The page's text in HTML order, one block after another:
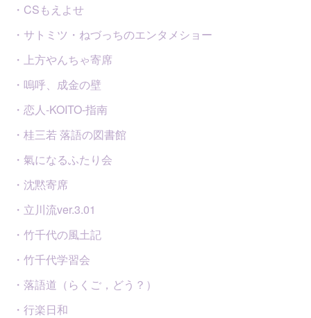
・CSもえよせ
・サトミツ・ねづっちのエンタメショー
・上方やんちゃ寄席
・嗚呼、成金の壁
・恋人-KOITO-指南
・桂三若 落語の図書館
・氣になるふたり会
・沈黙寄席
・立川流ver.3.01
・竹千代の風土記
・竹千代学習会
・落語道（らくご，どう？）
・行楽日和